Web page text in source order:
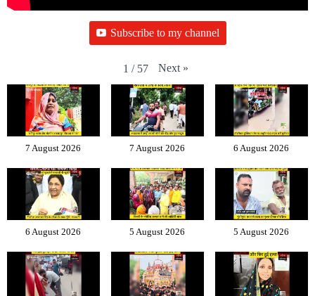
Subscribe to my channel
1 / 57 Next »
7 August 2026 7 August 2026 6 August 2026
6 August 2026 5 August 2026 5 August 2026